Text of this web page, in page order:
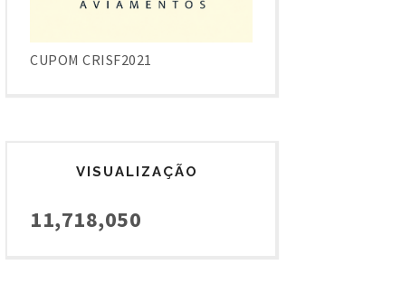
CUPOM CRISF2021
VISUALIZAÇÃO
11,718,050